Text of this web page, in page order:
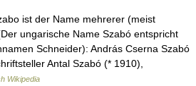
ist der Name mehrerer (meist
ungarische Name Szabó entspricht
Schneider): András Cserna Szabó
Antal Szabó (* 1910),
Wikipedia